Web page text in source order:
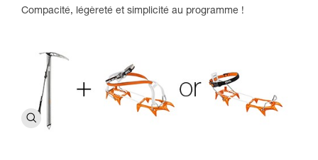
Compacité, légèreté et simplicité au programme !